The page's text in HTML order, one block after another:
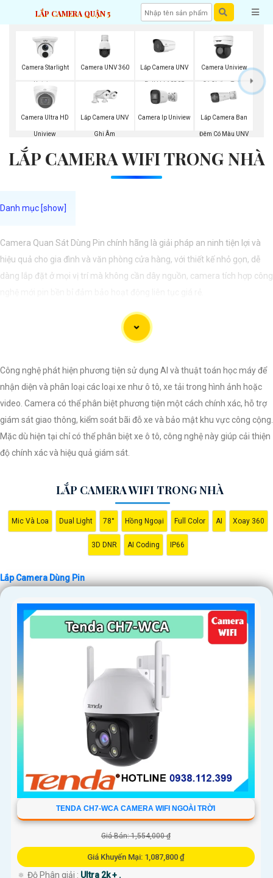
LẮP CAMERA QUẬN 5
Camera Starlight
Uniview
Camera UNV 360 Lắp Camera UNV
Full Hd 1080P
Camera Uniview
Có Chống Trộm
Camera Ultra HD
Uniview
Lắp Camera UNV
Ghi Âm
Camera Ip Uniview Lắp Camera Ban
Đêm Có Màu UNV
LẮP CAMERA WIFI TRONG NHÀ
Camera Quan Sát Dùng Pin chính hãng là giải pháp an ninh tiện lợi và
hiệu quả cho gia đình và văn phòng cửa hàng, với thiết kế nhỏ gọn, dễ
dàng lắp đặt ở mọi vị trí mà không cần dây nguồn, camera tích hợp công
Công nghệ phát hiện phương tiện sử dụng AI và thuật toán học máy để
nhận diện và phân loại các loại xe như ô tô, xe tải trong hình ảnh hoặc
video. Camera có thể phân biệt phương tiện một cách chính xác, hỗ trợ
giám sát giao thông, kiểm soát bãi đỗ xe và bảo mật khu vực công cộng.
Mặc dù hiện tại chỉ có thể phân biệt xe ô tô, công nghệ này giúp cải thiện
độ chính xác và hiệu quả giám sát.
LẮP CAMERA WIFI TRONG NHÀ
Mic Và Loa Dual Light 78° Hồng Ngoại Full Color AI Xoay 360
3D DNR AI Coding IP66
Lắp Camera Dùng Pin
TENDA CH7-WCA CAMERA WIFI NGOÀI TRỜI
Giá Bán: 1,554,000 ₫
Giá Khuyến Mại: 1,087,800 ₫
🔅 Độ Phân giải : Ultra 2k + .